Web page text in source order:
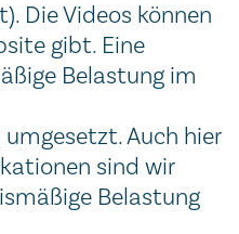
Die Videos können
gibt. Eine
Belastung im
Auch hier
sind wir
Belastung